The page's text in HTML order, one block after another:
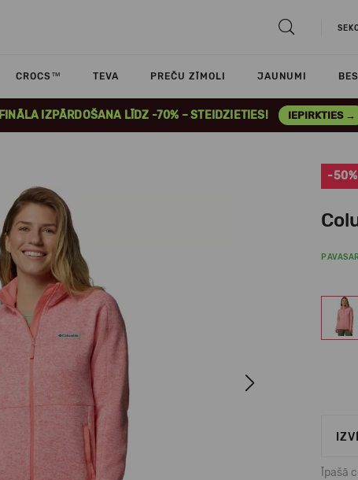
CROCS™ TEVA PREČU ZĪMOLI JAUNUMI
FINĀLA IZPĀRDOŠANA LĪDZ -70% – STEIDZIETIES! IEPIRKTIES →
Next
-50%
Īpašā